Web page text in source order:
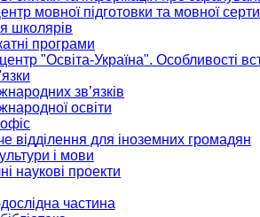
мовної підготовки та мовної
школярів
програми
"Освіта-Україна". Особливості
зв’язків
освіти
відділення для іноземних громадян
і мови
наукові проекти
частина